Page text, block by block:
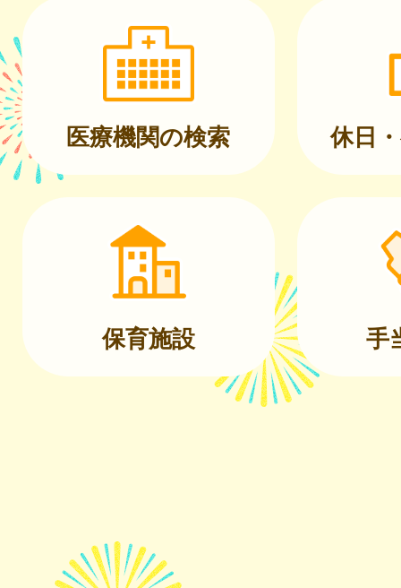
医療機関の検索 休日
保育施設 手